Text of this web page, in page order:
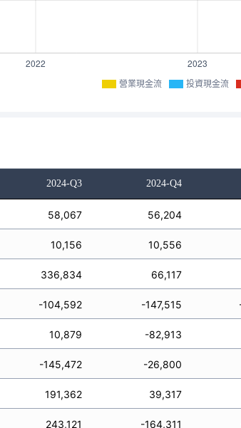
營業現金流 投資現金流
2024-Q3 2024-Q4
58,067 56,204
10,156 10,556
336,834 66,117
-104,592 -147,515
10,879 -82,913
-145,472 -26,800
191,362 39,317
243,121 -164,311